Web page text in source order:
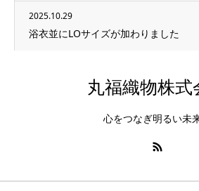
2025.10.29
浴衣並にLOサイズが加わりました
丸福織物株式
心をつなぎ明るい未